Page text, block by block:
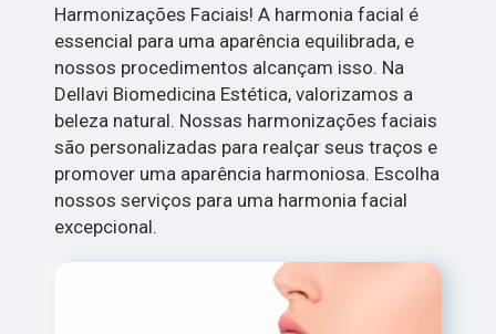
Harmonizações Faciais! A harmonia facial é
essencial para uma aparência equilibrada, e
nossos procedimentos alcançam isso. Na
Dellavi Biomedicina Estética, valorizamos a
beleza natural. Nossas harmonizações faciais
são personalizadas para realçar seus traços e
promover uma aparência harmoniosa. Escolha
nossos serviços para uma harmonia facial
excepcional.